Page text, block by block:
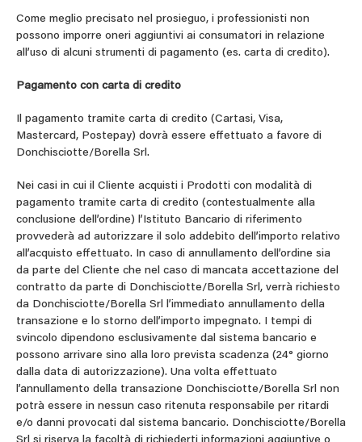
Come meglio precisato nel prosieguo, i professionisti non
possono imporre oneri aggiuntivi ai consumatori in relazione
all’uso di alcuni strumenti di pagamento (es. carta di credito).
Pagamento con carta di credito
Il pagamento tramite carta di credito (Cartasi, Visa,
Mastercard, Postepay) dovrà essere effettuato a favore di
Donchisciotte/Borella Srl.
Nei casi in cui il Cliente acquisti i Prodotti con modalità di
pagamento tramite carta di credito (contestualmente alla
conclusione dell’ordine) l’Istituto Bancario di riferimento
provvederà ad autorizzare il solo addebito dell’importo relativo
all’acquisto effettuato. In caso di annullamento dell’ordine sia
da parte del Cliente che nel caso di mancata accettazione del
contratto da parte di Donchisciotte/Borella Srl, verrà richiesto
da Donchisciotte/Borella Srl l’immediato annullamento della
transazione e lo storno dell’importo impegnato. I tempi di
svincolo dipendono esclusivamente dal sistema bancario e
possono arrivare sino alla loro prevista scadenza (24° giorno
dalla data di autorizzazione). Una volta effettuato
l’annullamento della transazione Donchisciotte/Borella Srl non
potrà essere in nessun caso ritenuta responsabile per ritardi
e/o danni provocati dal sistema bancario. Donchisciotte/Borella